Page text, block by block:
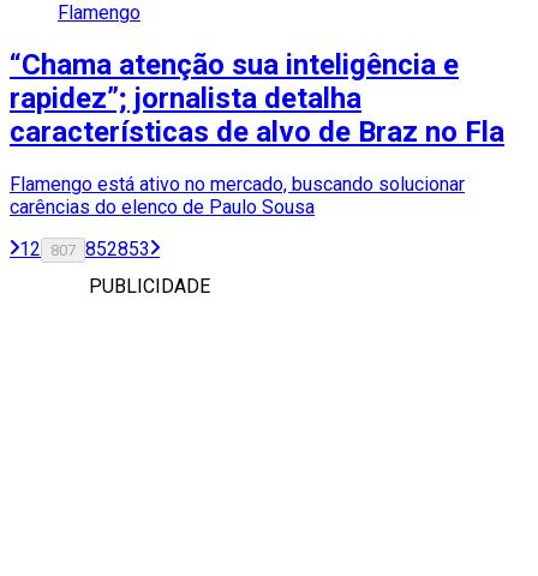
Flamengo
“Chama atenção sua inteligência e
rapidez”; jornalista detalha
características de alvo de Braz no Fla
Flamengo está ativo no mercado, buscando solucionar
carências do elenco de Paulo Sousa
12 807 852853
PUBLICIDADE